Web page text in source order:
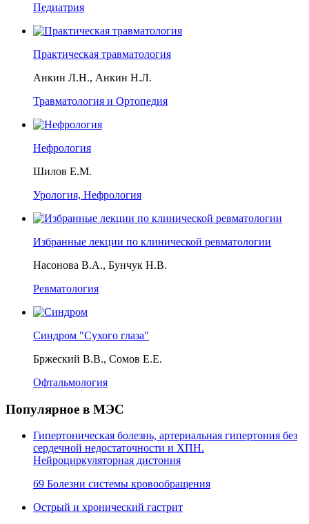
Педиатрия
Практическая травматология
Анкин Л.Н., Анкин Н.Л.
Травматология и Ортопедия
Нефрология
Шилов Е.М.
Урология, Нефрология
Избранные лекции по клинической ревматологии
Насонова В.А., Бунчук Н.В.
Ревматология
Синдром "Сухого глаза"
Бржеский В.В., Сомов Е.Е.
Офтальмология
Популярное в МЭС
Гипертоническая болезнь, артериальная гипертония без
сердечной недостаточности и ХПН.
Нейроциркуляторная дистония
69 Болезни системы кровообращения
Острый и хронический гастрит